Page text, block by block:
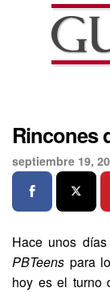
Rincones
septiembre 19,
Hace unos
PBTeens para
hoy es el turno